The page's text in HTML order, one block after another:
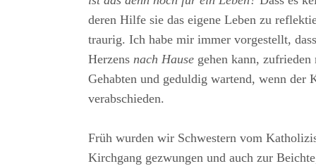
deren Hilfe sie das eigene Leben zu
traurig. Ich habe mir immer vorgestellt,
Herzens nach Hause gehen kann,
Gehabten und geduldig wartend, wenn der
verabschieden.
Früh wurden wir Schwestern vom
Kirchgang gezwungen und auch zur